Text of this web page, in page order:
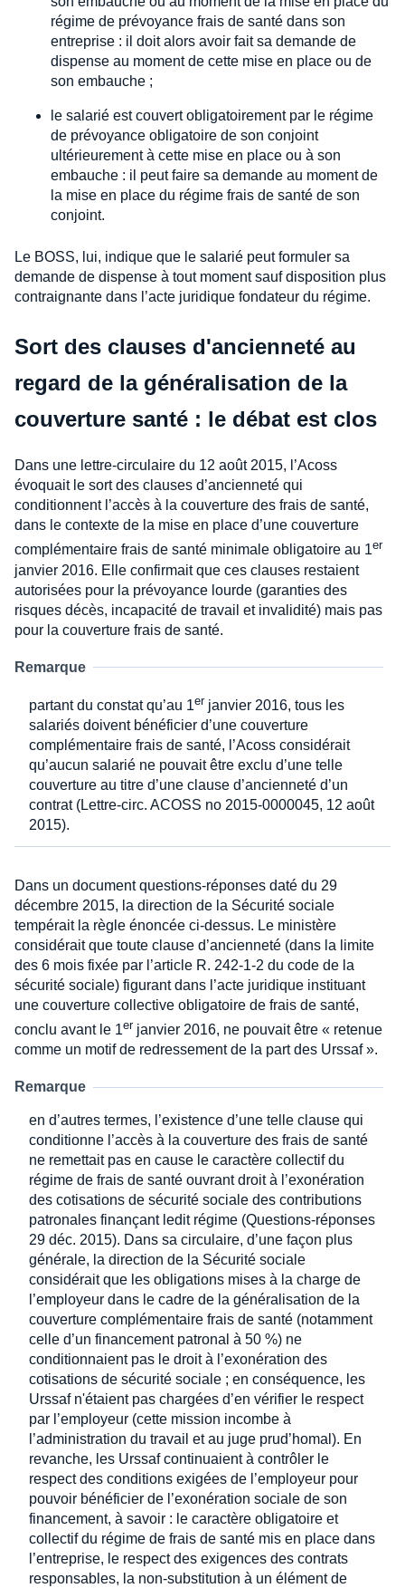
régime de prévoyance frais de santé dans son
entreprise : il doit alors avoir fait sa demande de
dispense au moment de cette mise en place ou de
son embauche ;
le salarié est couvert obligatoirement par le régime
de prévoyance obligatoire de son conjoint
ultérieurement à cette mise en place ou à son
embauche : il peut faire sa demande au moment de
la mise en place du régime frais de santé de son
conjoint.
Le BOSS, lui, indique que le salarié peut formuler sa
demande de dispense à tout moment sauf disposition plus
contraignante dans l’acte juridique fondateur du régime.
Sort des clauses d'ancienneté au
regard de la généralisation de la
couverture santé : le débat est clos
Dans une lettre-circulaire du 12 août 2015, l’Acoss
évoquait le sort des clauses d’ancienneté qui
conditionnent l’accès à la couverture des frais de santé,
dans le contexte de la mise en place d’une couverture
complémentaire frais de santé minimale obligatoire au 1er
janvier 2016. Elle confirmait que ces clauses restaient
autorisées pour la prévoyance lourde (garanties des
risques décès, incapacité de travail et invalidité) mais pas
pour la couverture frais de santé.
Remarque
partant du constat qu’au 1er janvier 2016, tous les
salariés doivent bénéficier d’une couverture
complémentaire frais de santé, l’Acoss considérait
qu’aucun salarié ne pouvait être exclu d’une telle
couverture au titre d’une clause d’ancienneté d’un
contrat (Lettre-circ. ACOSS no 2015-0000045, 12 août
2015).
Dans un document questions-réponses daté du 29
décembre 2015, la direction de la Sécurité sociale
tempérait la règle énoncée ci-dessus. Le ministère
considérait que toute clause d’ancienneté (dans la limite
des 6 mois fixée par l’article R. 242-1-2 du code de la
sécurité sociale) figurant dans l’acte juridique instituant
une couverture collective obligatoire de frais de santé,
conclu avant le 1er janvier 2016, ne pouvait être « retenue
comme un motif de redressement de la part des Urssaf ».
Remarque
en d’autres termes, l’existence d’une telle clause qui
conditionne l’accès à la couverture des frais de santé
ne remettait pas en cause le caractère collectif du
régime de frais de santé ouvrant droit à l’exonération
des cotisations de sécurité sociale des contributions
patronales finançant ledit régime (Questions-réponses
29 déc. 2015). Dans sa circulaire, d’une façon plus
générale, la direction de la Sécurité sociale
considérait que les obligations mises à la charge de
l’employeur dans le cadre de la généralisation de la
couverture complémentaire frais de santé (notamment
celle d’un financement patronal à 50 %) ne
conditionnaient pas le droit à l’exonération des
cotisations de sécurité sociale ; en conséquence, les
Urssaf n'étaient pas chargées d’en vérifier le respect
par l’employeur (cette mission incombe à
l’administration du travail et au juge prud’homal). En
revanche, les Urssaf continuaient à contrôler le
respect des conditions exigées de l’employeur pour
pouvoir bénéficier de l’exonération sociale de son
financement, à savoir : le caractère obligatoire et
collectif du régime de frais de santé mis en place dans
l’entreprise, le respect des exigences des contrats
responsables, la non-substitution à un élément de